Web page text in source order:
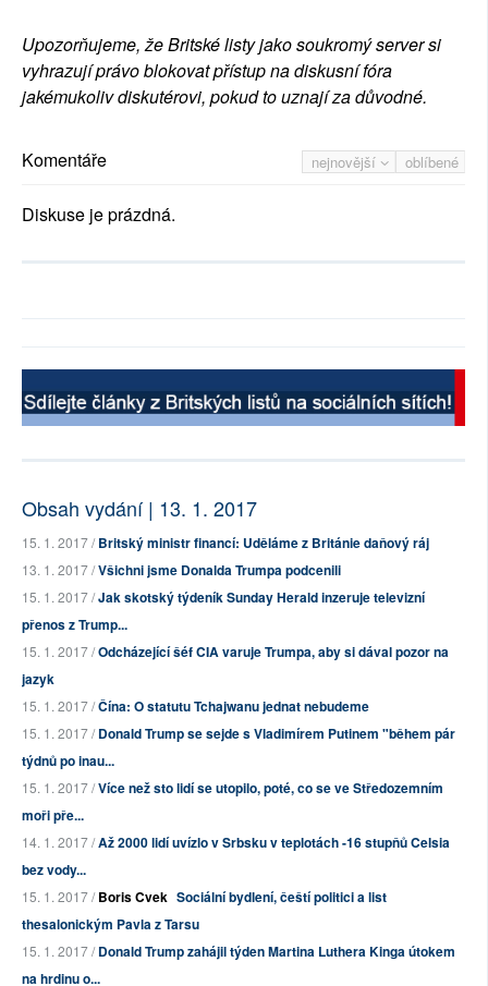
Upozorňujeme, že Britské listy jako soukromý server si
vyhrazují právo blokovat přístup na diskusní fóra
jakémukoliv diskutérovi, pokud to uznají za důvodné.
nejnovější oblíbené
Komentáře
Diskuse je prázdná.
Obsah vydání | 13. 1. 2017
15. 1. 2017 /Britský ministr financí: Uděláme z Británie daňový ráj
13. 1. 2017 /Všichni jsme Donalda Trumpa podcenili
15. 1. 2017 /Jak skotský týdeník Sunday Herald inzeruje televizní
přenos z Trump...
15. 1. 2017 /Odcházející šéf CIA varuje Trumpa, aby si dával pozor na
jazyk
15. 1. 2017 /Čína: O statutu Tchajwanu jednat nebudeme
15. 1. 2017 /Donald Trump se sejde s Vladimírem Putinem "během pár
týdnů po inau...
15. 1. 2017 /Více než sto lidí se utopilo, poté, co se ve Středozemním
moři pře...
14. 1. 2017 /Až 2000 lidí uvízlo v Srbsku v teplotách -16 stupňů Celsia
bez vody...
15. 1. 2017 /Boris Cvek Sociální bydlení, čeští politici a list
thesalonickým Pavla z Tarsu
15. 1. 2017 /Donald Trump zahájil týden Martina Luthera Kinga útokem
na hrdinu o...